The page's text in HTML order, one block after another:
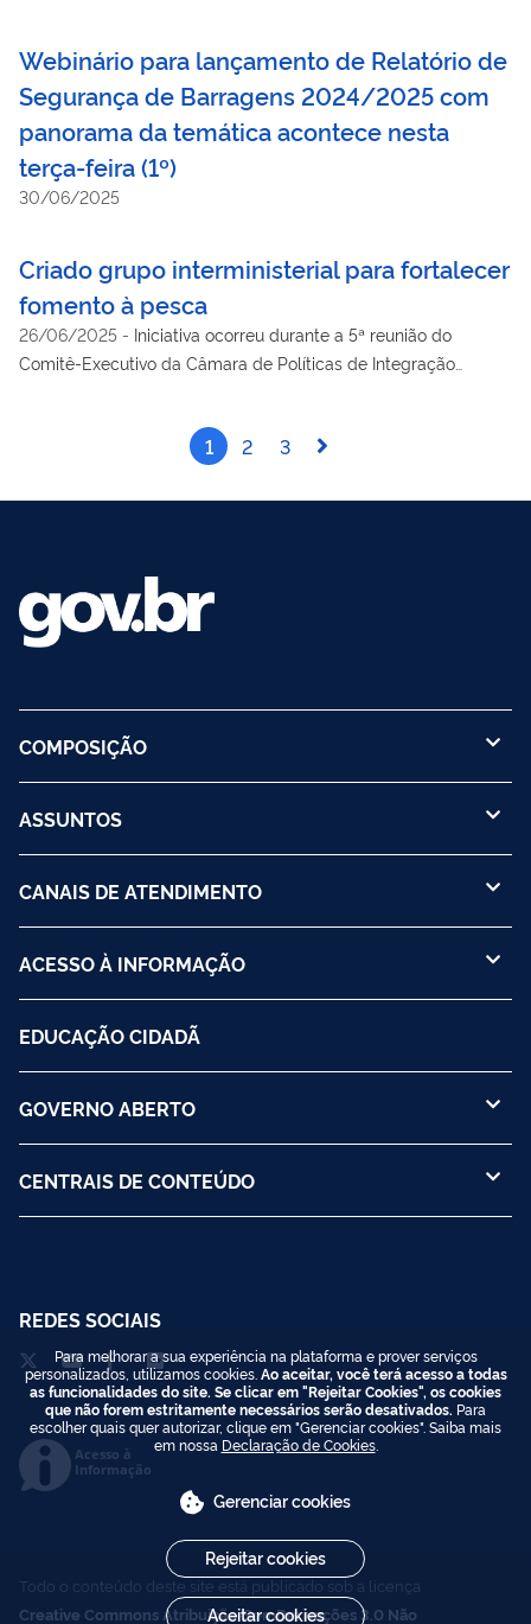
Webinário para lançamento de Relatório de
Segurança de Barragens 2024/2025 com
panorama da temática acontece nesta
terça-feira (1º)
30/06/2025
Criado grupo interministerial para fortalecer
fomento à pesca
26/06/2025 - Iniciativa ocorreu durante a 5ª reunião do
Comitê-Executivo da Câmara de Políticas de Integração
1 2 3
COMPOSIÇÃO
ASSUNTOS
CANAIS DE ATENDIMENTO
ACESSO À INFORMAÇÃO
EDUCAÇÃO CIDADÃ
GOVERNO ABERTO
CENTRAIS DE CONTEÚDO
REDES SOCIAIS
Acesso à
Informação
Todo o conteúdo deste site está publicado sob a licença
Creative Commons Atribuição-SemDerivações 3.0 Não
Para melhorar a sua experiência na plataforma e prover serviços
personalizados, utilizamos cookies. Ao aceitar, você terá acesso a todas
as funcionalidades do site. Se clicar em "Rejeitar Cookies", os cookies
que não forem estritamente necessários serão desativados. Para
escolher quais quer autorizar, clique em "Gerenciar cookies". Saiba mais
em nossa Declaração de Cookies.
Gerenciar cookies
Rejeitar cookies
Aceitar cookies